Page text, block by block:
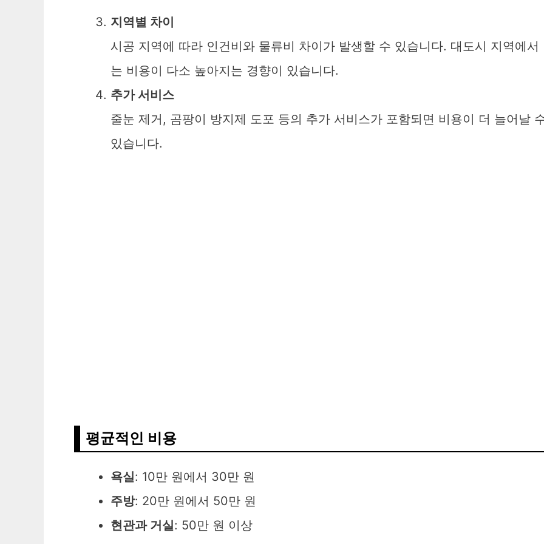
지역별 차이
시공 지역에 따라 인건비와 물류비 차이가 발생할 수 있습니다. 대도시 지역에서
는 비용이 다소 높아지는 경향이 있습니다.
추가 서비스
줄눈 제거, 곰팡이 방지제 도포 등의 추가 서비스가 포함되면 비용이 더 늘어날
있습니다.
평균적인 비용
욕실: 10만 원에서 30만 원
주방: 20만 원에서 50만 원
현관과 거실: 50만 원 이상